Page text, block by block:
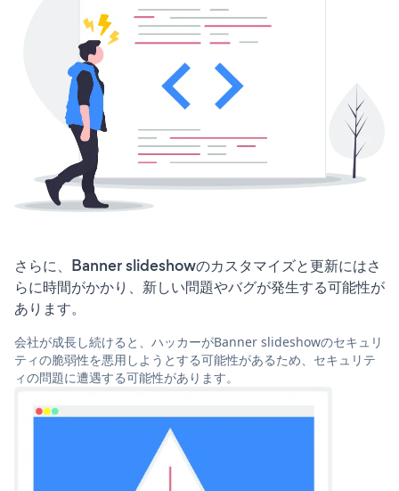
さらに、Banner slideshowのカスタマイズと更新にはさ
らに時間がかかり、新しい問題やバグが発生する可能性が
あります。
会社が成長し続けると、ハッカーがBanner slideshowのセキュリ
ティの脆弱性を悪用しようとする可能性があるため、セキュリテ
ィの問題に遭遇する可能性があります。